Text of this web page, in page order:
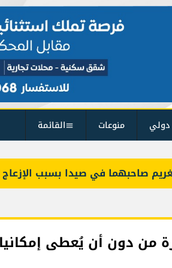
منوعات القائمة
في صيدا بسبب الإزعاج
من دون أن يُعطى